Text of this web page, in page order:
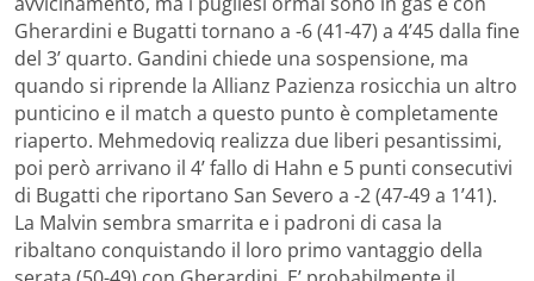
Gherardini e Bugatti tornano a -6 (41-47) a 4’45 dalla fine
del 3’ quarto. Gandini chiede una sospensione, ma
quando si riprende la Allianz Pazienza rosicchia un altro
punticino e il match a questo punto è completamente
riaperto. Mehmedoviq realizza due liberi pesantissimi,
poi però arrivano il 4’ fallo di Hahn e 5 punti consecutivi
di Bugatti che riportano San Severo a -2 (47-49 a 1’41).
La Malvin sembra smarrita e i padroni di casa la
ribaltano conquistando il loro primo vantaggio della